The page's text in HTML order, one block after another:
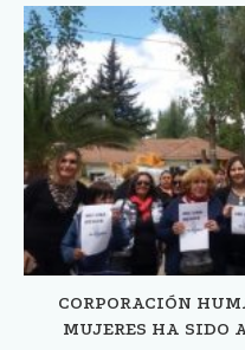
CORPORACIÓN
MUJERES HA SIDO